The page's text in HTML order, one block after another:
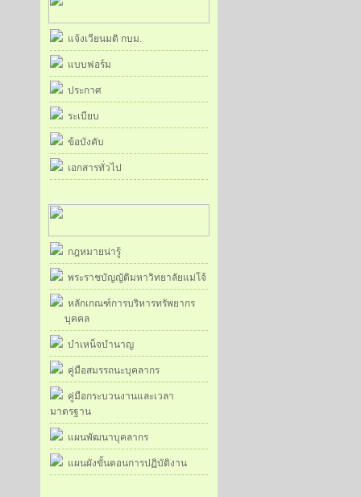
แจ้งเวียนมติ กบม.
แบบฟอร์ม
ประกาศ
ระเบียบ
ข้อบังคับ
เอกสารทั่วไป
กฎหมายน่ารู้
พระราชบัญญัติมหาวิทยาลัยแม่โจ้
หลักเกณฑ์การบริหารทรัพยากร
บุคคล
บำเหน็จบำนาญ
คู่มือสมรรถนะบุคลากร
คู่มือกระบวนงานและเวลา
มาตรฐาน
แผนพัฒนาบุคลากร
แผนผังขั้นตอนการปฏิบัติงาน